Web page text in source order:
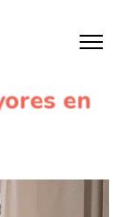
en